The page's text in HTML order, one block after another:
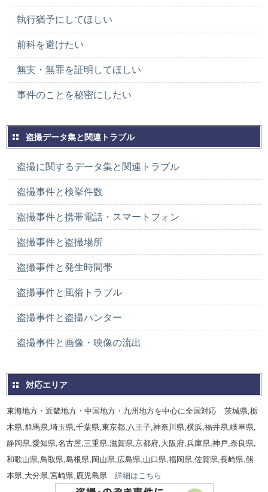
執行猶予にしてほしい
前科を避けたい
無実・無罪を証明してほしい
事件のことを秘密にしたい
盗撮データ集と関連トラブル
盗撮に関するデータ集と関連トラブル
盗撮事件と検挙件数
盗撮事件と携帯電話・スマートフォン
盗撮事件と盗撮場所
盗撮事件と発生時間帯
盗撮事件と風俗トラブル
盗撮事件と盗撮ハンター
盗撮事件と画像・映像の流出
対応エリア
東海地方・近畿地方・中国地方・九州地方を中心に全国対応 茨城県,栃
木県,群馬県,埼玉県,千葉県,東京都,八王子,神奈川県,横浜,福井県,岐阜県,
静岡県,愛知県,名古屋,三重県,滋賀県,京都府,大阪府,兵庫県,神戸,奈良県,
和歌山県,鳥取県,島根県,岡山県,広島県,山口県,福岡県,佐賀県,長崎県,熊
本県,大分県,宮崎県,鹿児島県詳細はこちら